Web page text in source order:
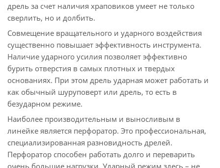
дрель за счет наличия храповиков умеет не только
сверлить, но и долбить.
Совмещение вращательного и ударного воздействия
существенно повышает эффективность инструмента.
Наличие ударного усилия позволяет эффективно
бурить отверстия в самых плотных и твердых
основаниях. При этом дрель ударная может работать и
как обычный шуруповерт или дрель, то есть в
безударном режиме.
Наиболее производительным и выносливым в
линейке является перфоратор. Это профессиональная,
специализированная разновидность дрелей.
Перфоратор способен работать долго и переварить
очень большие нагрузки. Ударный режим здесь – не